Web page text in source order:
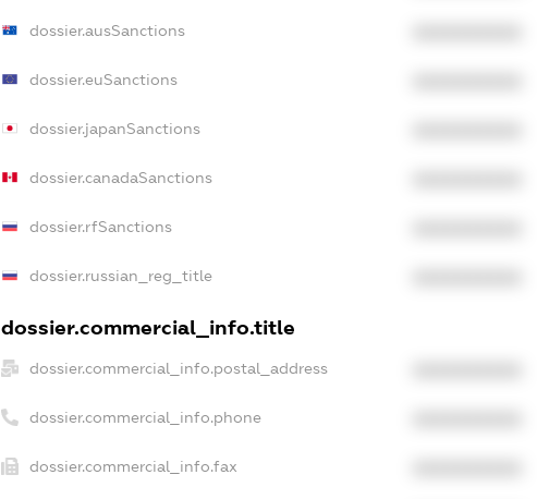
dossier.ausSanctions
dossier.euSanctions
dossier.japanSanctions
dossier.canadaSanctions
dossier.rfSanctions
dossier.russian_reg_title
dossier.commercial_info.title
dossier.commercial_info.postal_address
dossier.commercial_info.phone
dossier.commercial_info.fax